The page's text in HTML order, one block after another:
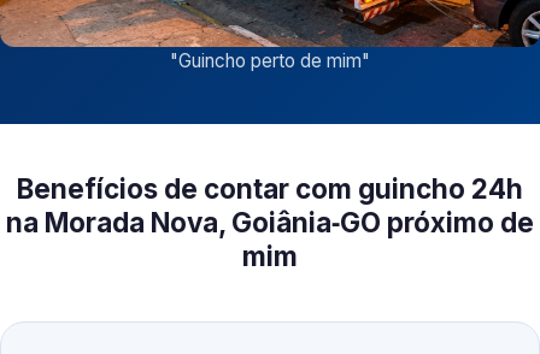
"Guincho perto de mim"
Benefícios de contar com guincho 24h
na Morada Nova, Goiânia‑GO próximo de
mim